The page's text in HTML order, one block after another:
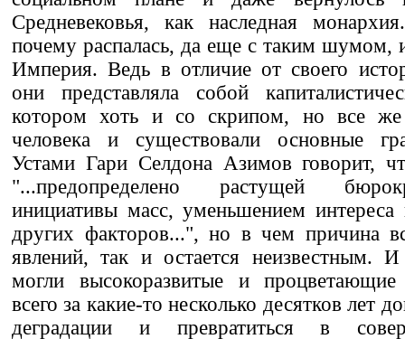
Средневековья, как наследная
почему распалась, да еще с таким шумом,
Империя. Ведь в отличие от своего
они представляла собой
котором хоть и со скрипом, но все же
человека и существовали основные
Устами Гари Селдона Азимов говорит,
"...предопределено растущей
инициативы масс, уменьшением
других факторов...", но в чем причина
явлений, так и остается неизвестным.
могли высокоразвитые и процветающие
всего за какие-то несколько десятков лет
деградации и превратиться в